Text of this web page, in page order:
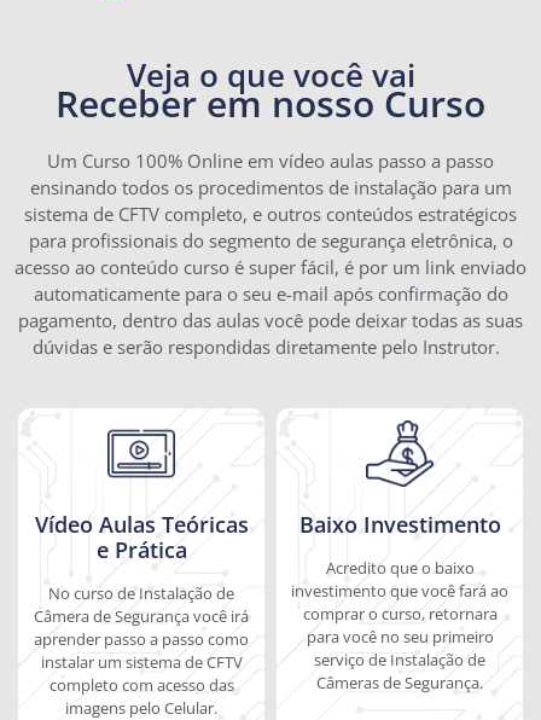
Veja o que você vai
Receber em nosso Curso
Um Curso 100% Online em vídeo aulas passo a passo
ensinando todos os procedimentos de instalação para um
sistema de CFTV completo, e outros conteúdos estratégicos
para profissionais do segmento de segurança eletrônica, o
acesso ao conteúdo curso é super fácil, é por um link enviado
automaticamente para o seu e-mail após confirmação do
pagamento, dentro das aulas você pode deixar todas as suas
dúvidas e serão respondidas diretamente pelo Instrutor.
Vídeo Aulas Teóricas
e Prática
No curso de Instalação de
Câmera de Segurança você irá
aprender passo a passo como
instalar um sistema de CFTV
completo com acesso das
imagens pelo Celular.
Baixo Investimento
Acredito que o baixo
investimento que você fará ao
comprar o curso, retornara
para você no seu primeiro
serviço de Instalação de
Câmeras de Segurança.